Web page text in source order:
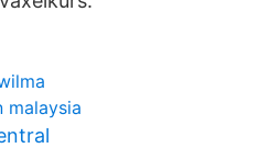
malaysia